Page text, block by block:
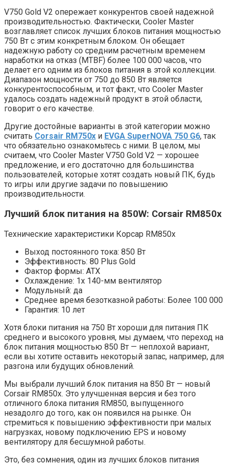
V750 Gold V2 опережает конкурентов своей надежной
производительностью. Фактически, Cooler Master
возглавляет список лучших блоков питания мощностью
750 Вт с этим конкретным блоком. Он обещает
надежную работу со средним расчетным временем
наработки на отказ (MTBF) более 100 000 часов, что
делает его одним из блоков питания в этой коллекции.
Диапазон мощности от 750 до 850 Вт является
конкурентоспособным, и тот факт, что Cooler Master
удалось создать надежный продукт в этой области,
говорит о его качестве.
Другие достойные варианты в этой категории можно
считать Corsair RM750x и EVGA SuperNOVA 750 G6, так
что обязательно ознакомьтесь с ними. В целом, мы
считаем, что Cooler Master V750 Gold V2 — хорошее
предложение, и его достаточно для большинства
пользователей, которые хотят создать новый ПК, будь
то игры или другие задачи по повышению
производительности.
Лучший блок питания на 850W: Corsair RM850x
Технические характеристики Корсар RM850x
Выход постоянного тока: 850 Вт
Эффективность: 80 Plus Gold
Фактор формы: ATX
Охлаждение: 1x 140-мм вентилятор
Модульный: да
Среднее время безотказной работы: Более 100 000
Гарантия: 10 лет
Хотя блоки питания на 750 Вт хороши для питания ПК
среднего и высокого уровня, мы думаем, что переход на
блок питания мощностью 850 Вт — неплохой вариант,
если вы хотите оставить некоторый запас, например, для
разгона или будущих обновлений.
Мы выбрали лучший блок питания на 850 Вт — новый
Corsair RM850x. Это улучшенная версия и без того
отличного блока питания RM850, выпущенного
незадолго до того, как он появился на рынке. Он
стремиться к повышению эффективности при малых
нагрузках, новому подключению EPS и новому
вентилятору для бесшумной работы.
Это, без сомнения, один из лучших блоков питания